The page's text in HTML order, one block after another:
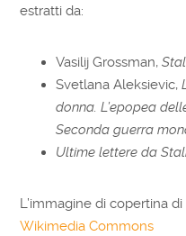
estratti da:
Vasilij Grossman,
Svetlana Aleksievic,
donna. L’epopea
Seconda guerra
Ultime lettere da
L’immagine di copertina
Wikimedia Commons